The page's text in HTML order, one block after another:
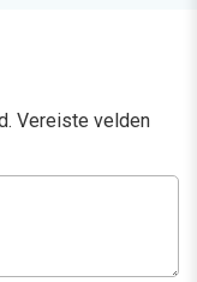
Vereiste velden